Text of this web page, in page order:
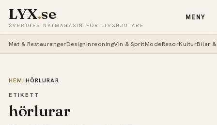
LYX.se
SVERIGES NÄTMAGASIN FÖR LIVSNJUTARE
MENY
Mat & RestaurangerDesignInredningVin & SpritModeResorKulturBilar
HEM / HÖRLURAR
ETIKETT
hörlurar